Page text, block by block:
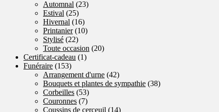
Automnal (23)
Estival (25)
Hivernal (16)
Printanier (10)
Stylisé (22)
Toute occasion (20)
Certificat-cadeau (1)
Funéraire (153)
Arrangement d'urne (42)
Bouquets et plantes de sympathie (38)
Corbeilles (53)
Couronnes (7)
Coussins de cerceuil (14)